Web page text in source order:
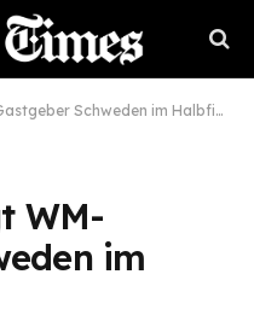
Schweden im Halbfinale
WM-
im